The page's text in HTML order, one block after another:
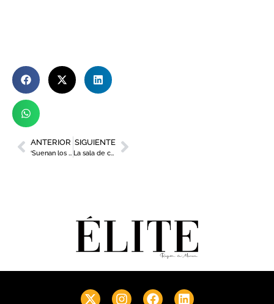
ANTERIOR
‘Suenan los órganos’ en Murcia con intérpretes de prestigio nacional e internacional
SIGUIENTE
La sala de catas de Estrella de Levante acogerá cenas exclusivas con chefs de renombre